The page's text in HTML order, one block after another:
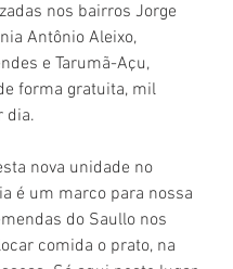
nos bairros Jorge
Antônio Aleixo,
e Tarumã-Açu,
forma gratuita, mil
dia.
nova unidade no
é um marco para nossa
do Saullo nos
comida o prato, na